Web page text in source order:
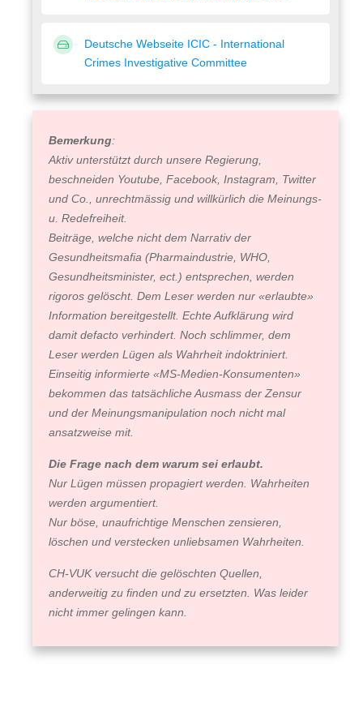
Deutsche Webseite ICIC - International
Crimes Investigative Committee
Bemerkung:
Aktiv unterstützt durch unsere Regierung,
beschneiden Youtube, Facebook, Instagram, Twitter
und Co., unrechtmässig und willkürlich die Meinungs-
u. Redefreiheit.
Beiträge, welche nicht dem Narrativ der
Gesundheitsmafia (Pharmaindustrie, WHO,
Gesundheitsminister, ect.) entsprechen, werden
rigoros gelöscht. Dem Leser werden nur «erlaubte»
Information bereitgestellt. Echte Aufklärung wird
damit defacto verhindert. Noch schlimmer, dem
Leser werden Lügen als Wahrheit indoktriniert.
Einseitig informierte «MS-Medien-Konsumenten»
bekommen das tatsächliche Ausmass der Zensur
und der Meinungsmanipulation noch nicht mal
ansatzweise mit.
Die Frage nach dem warum sei erlaubt.
Nur Lügen müssen propagiert werden. Wahrheiten
werden argumentiert.
Nur böse, unaufrichtige Menschen zensieren,
löschen und verstecken unliebsamen Wahrheiten.
CH-VUK versucht die gelöschten Quellen,
anderweitig zu finden und zu ersetzten. Was leider
nicht immer gelingen kann.